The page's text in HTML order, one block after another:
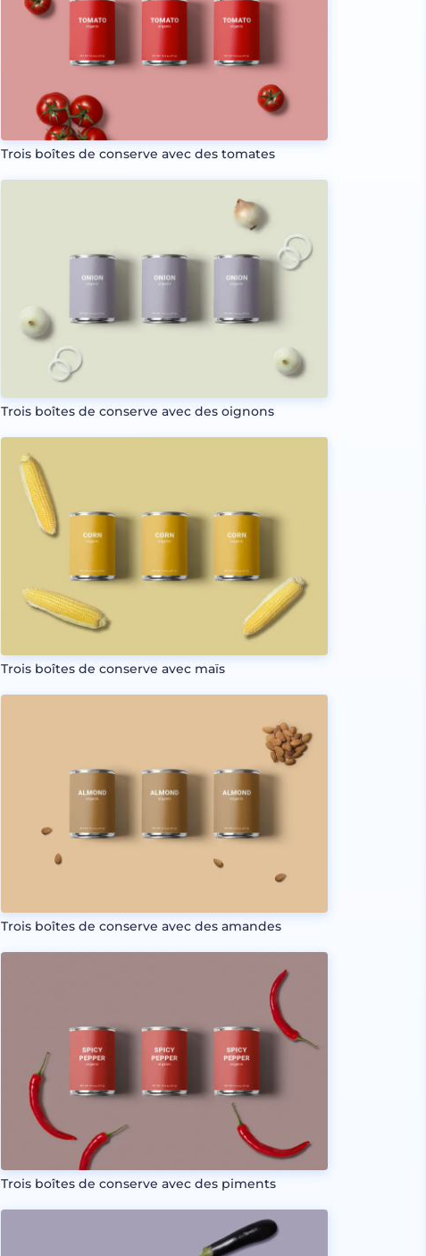
Trois boîtes de conserve avec des tomates
Trois boîtes de conserve avec des oignons
Trois boîtes de conserve avec maïs
Trois boîtes de conserve avec des amandes
Trois boîtes de conserve avec des piments